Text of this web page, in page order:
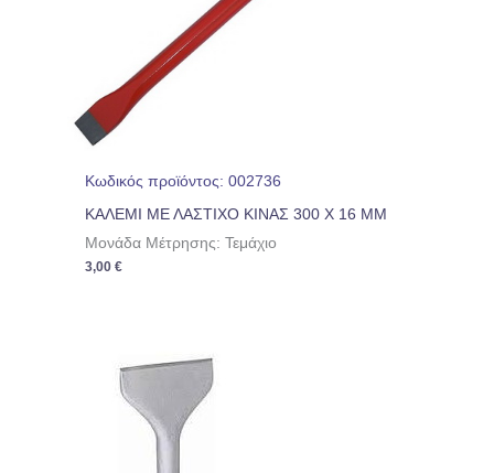
Κωδικός προϊόντος: 002736
ΚΑΛΕΜΙ ΜΕ ΛΑΣΤΙΧΟ ΚΙΝΑΣ 300 X 16 MM
Μονάδα Μέτρησης: Τεμάχιο
3,00€